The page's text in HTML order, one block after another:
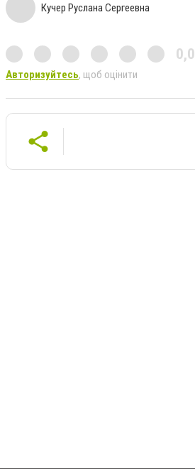
Кучер Руслана Сергеевна
0,0
Авторизуйтесь, щоб оцінити